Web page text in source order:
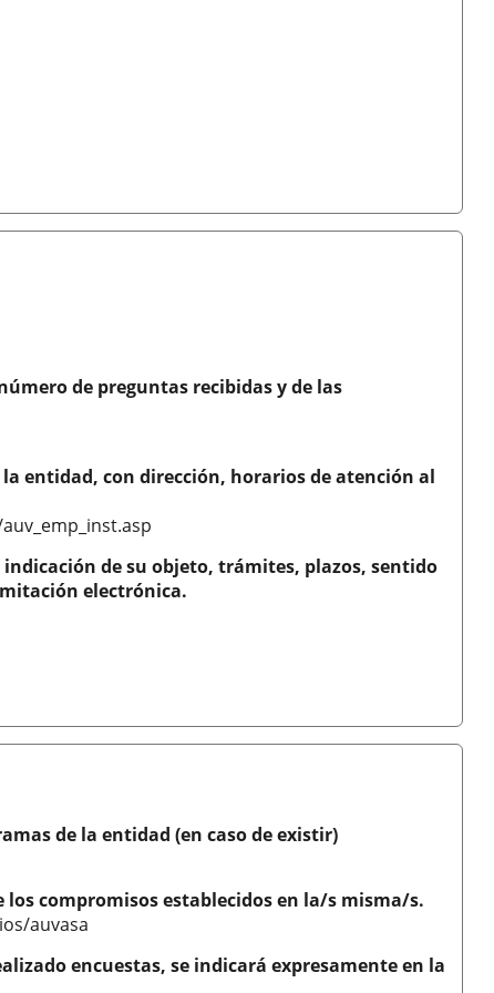
de preguntas recibidas y de las
la entidad, con dirección, horarios de atención al
de su objeto, trámites, plazos, sentido
electrónica.
de la entidad (en caso de existir)
compromisos establecidos en la/s misma/s.
auvasa
encuestas, se indicará expresamente en la